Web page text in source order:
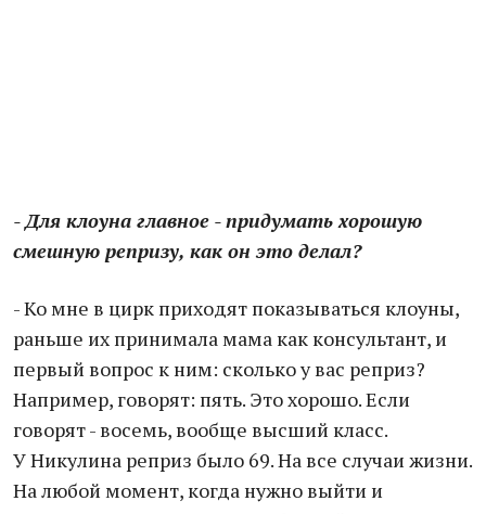
- Для клоуна главное - придумать хорошую
смешную репризу, как он это делал?
- Ко мне в цирк приходят показываться клоуны,
раньше их принимала мама как консультант, и
первый вопрос к ним: сколько у вас реприз?
Например, говорят: пять. Это хорошо. Если
говорят - восемь, вообще высший класс.
У Никулина реприз было 69. На все случаи жизни.
На любой момент, когда нужно выйти и